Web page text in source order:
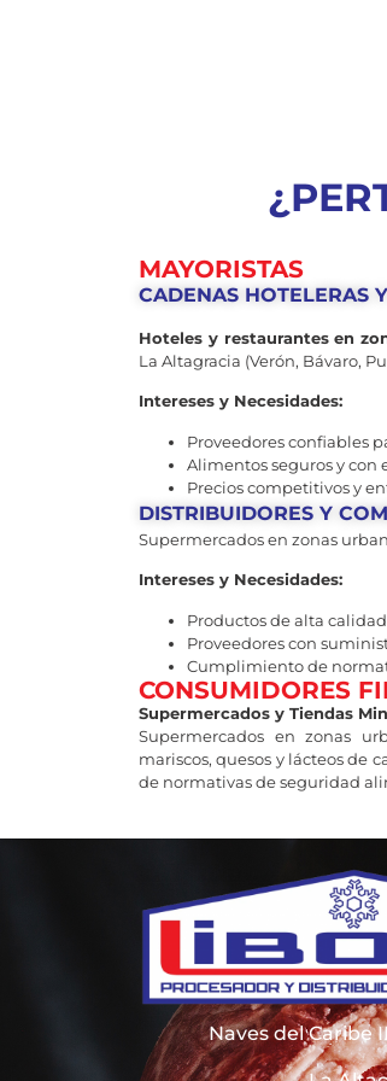
MAYORISTAS
CADENAS HOTELERAS
Hoteles y restaurantes en
La Altagracia (Verón, Bávaro,
Intereses y Necesidades:
Proveedores confiables
Alimentos seguros y con
Precios competitivos y
DISTRIBUIDORES Y
Supermercados en zonas
Intereses y Necesidades:
Productos de alta calidad
Proveedores con
Cumplimiento de
CONSUMIDORES
Supermercados y Tiendas
Supermercados en zonas
mariscos, quesos y lácteos
de normativas de seguridad
Naves del Caribe